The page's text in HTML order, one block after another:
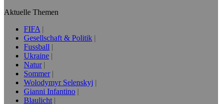
Aktuelle Themen
FIFA
Gesellschaft & Politik
Fussball
Ukraine
Natur
Sommer
Wolodymyr Selenskyj
Gianni Infantino
Blaulicht